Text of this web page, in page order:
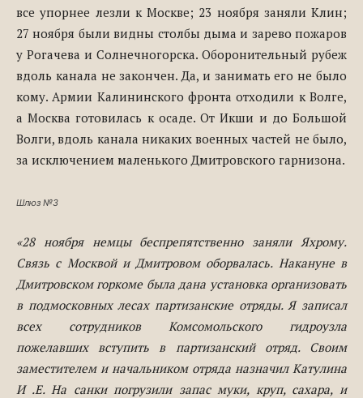
все упорнее лезли к Москве; 23 ноября заняли Клин;
27 ноября были видны столбы дыма и зарево пожаров
у Рогачева и Солнечногорска. Оборонительный рубеж
вдоль канала не закончен. Да, и занимать его не было
кому. Армии Калининского фронта отходили к Волге,
а Москва готовилась к осаде. От Икши и до Большой
Волги, вдоль канала никаких военных частей не было,
за исключением маленького Дмитровского гарнизона.
Шлюз №3
«28 ноября немцы беспрепятственно заняли Яхрому.
Связь с Москвой и Дмитровом оборвалась. Накануне в
Дмитровском горкоме была дана установка организовать
в подмосковных лесах партизанские отряды. Я записал
всех сотрудников Комсомольского гидроузла
пожелавших вступить в партизанский отряд. Своим
заместителем и начальником отряда назначил Катулина
И .Е. На санки погрузили запас муки, круп, сахара, и